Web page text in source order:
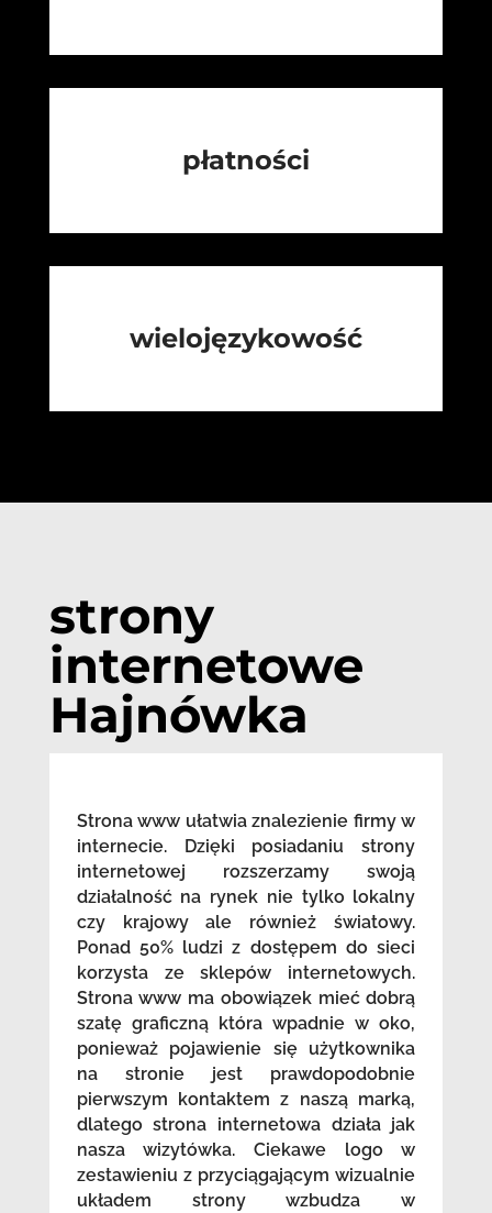
płatności
wielojęzykowość
strony
internetowe
Hajnówka
Strona www ułatwia znalezienie firmy w
internecie. Dzięki posiadaniu strony
internetowej rozszerzamy swoją
działalność na rynek nie tylko lokalny
czy krajowy ale również światowy.
Ponad 50% ludzi z dostępem do sieci
korzysta ze sklepów internetowych.
Strona www ma obowiązek mieć dobrą
szatę graficzną która wpadnie w oko,
ponieważ pojawienie się użytkownika
na stronie jest prawdopodobnie
pierwszym kontaktem z naszą marką,
dlatego strona internetowa działa jak
nasza wizytówka. Ciekawe logo w
zestawieniu z przyciągającym wizualnie
układem strony wzbudza w